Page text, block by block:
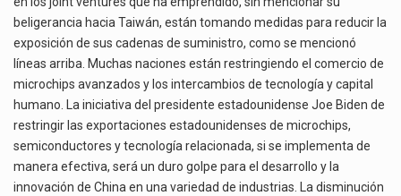
beligerancia hacia Taiwán, están tomando medidas para reducir la
exposición de sus cadenas de suministro, como se mencionó
líneas arriba. Muchas naciones están restringiendo el comercio de
microchips avanzados y los intercambios de tecnología y capital
humano. La iniciativa del presidente estadounidense Joe Biden de
restringir las exportaciones estadounidenses de microchips,
semiconductores y tecnología relacionada, si se implementa de
manera efectiva, será un duro golpe para el desarrollo y la
innovación de China en una variedad de industrias. La disminución